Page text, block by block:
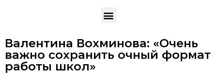
Валентина Вохминова: «Очень
важно сохранить очный формат
работы школ»